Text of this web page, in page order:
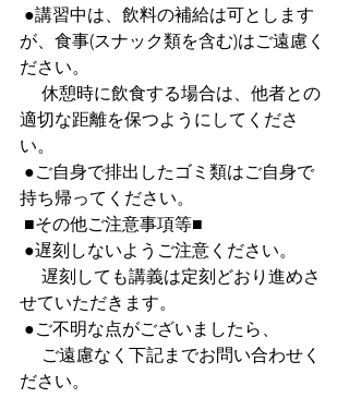
が、食事(スナック類を含む)はご遠慮く
ださい。
適切な距離を保つようにしてくださ
い。
持ち帰ってください。
■その他ご注意事項等■
●遅刻しないようご注意ください。
せていただきます。
●ご不明な点がございましたら、
ださい。